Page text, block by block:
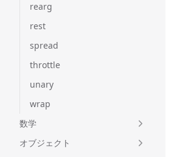
rearg
rest
spread
throttle
unary
wrap
数学
オブジェクト